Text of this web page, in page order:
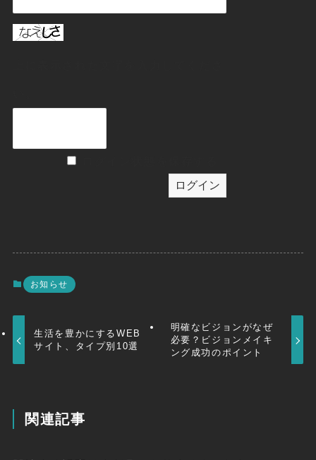
お知らせ
生活を豊かにするWEB
サイト、タイプ別10選
明確なビジョンがなぜ
必要？ビジョンメイキ
ング成功のポイント
関連記事